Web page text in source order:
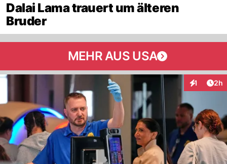
Dalai Lama trauert um älteren
Bruder
MEHR AUS USA
1 2h